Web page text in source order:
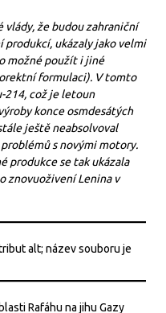
vlády, že budou zahraniční
ukázaly jako velmi
možné použít i jiné
formulaci). V tomto
214, což je letoun
konce osmdesátých
ještě neabsolvoval
s novými motory.
produkce se tak ukázala
znovuoživení Lenina v
Rafáhu na jihu Gazy